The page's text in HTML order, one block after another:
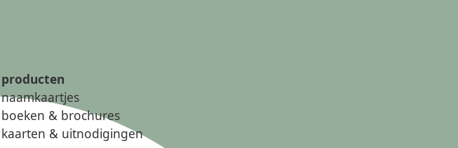
producten
naamkaartjes
boeken & brochures
kaarten & uitnodigingen